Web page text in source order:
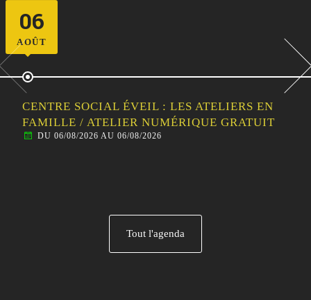
07
AOÛT
CENTRE SOCIAL ÉVEIL : SORTIE
FAMILLE/HABITANTS – PARC DE LOISIRS LE
P’TIT DÉLIRE (TOUS ÂGES DÈS 1 AN)
Tout l'agenda